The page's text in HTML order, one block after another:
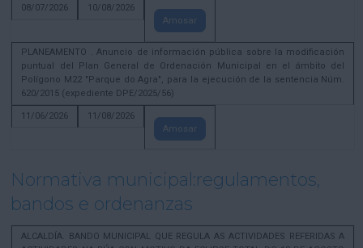
08/07/2026
10/08/2026
Amosar
PLANEAMENTO . Anuncio de información pública sobre la modificación
puntual del Plan General de Ordenación Municipal en el ámbito del
Polígono M22 "Parque do Agra", para la ejecución de la sentencia Núm.
620/2015 (expediente DPE/2025/56)
11/06/2026
11/08/2026
Amosar
Normativa municipal:regulamentos,
bandos e ordenanzas
ALCALDÍA. BANDO MUNICIPAL QUE REGULA AS ACTIVIDADES REFERIDAS A